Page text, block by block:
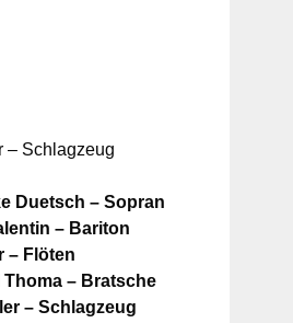
– Schlagzeug
Duetsch – Sopran
– Bariton
– Flöten
Thoma – Bratsche
– Schlagzeug